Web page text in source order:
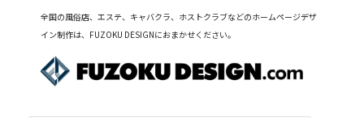
全国の風俗店、エステ、キャバクラ、ホストクラブなどのホームページデザ
イン制作は、FUZOKU DESIGNにおまかせください。